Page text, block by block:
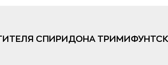
СПИРИДОНА